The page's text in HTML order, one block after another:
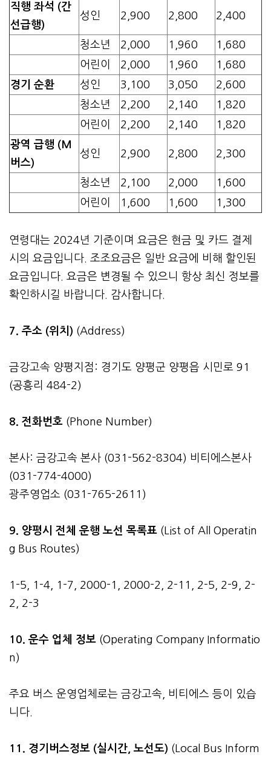
직행 좌석 (간
선급행)
성인 2,900 2,800 2,400
청소년 2,000 1,960
1,680
어린이
2,000 1,960
1,680
경기 순환
성인 3,100 3,050
2,600
청소년
2,200 2,140
1,820
어린이
2,200 2,140
1,820
광역 급행 (M
버스)
성인 2,900 2,800 2,300
청소년 2,100 2,000
1,600
어린이
1,600 1,600 1,300
연령대는 2024년 기준이며 요금은 현금 및 카드 결제
시의 요금입니다. 조조요금은 일반 요금에 비해 할인된
요금입니다. 요금은 변경될 수 있으니 항상 최신 정보를
확인하시길 바랍니다. 감사합니다.
7. 주소 (위치) (Address)
금강고속 양평지점: 경기도 양평군 양평읍 시민로 91
(공흥리 484-2)
8. 전화번호 (Phone Number)
본사: 금강고속 본사 (031-562-8304) 비티에스본사
(031-774-4000)
광주영업소 (031-765-2611)
9. 양평시 전체 운행 노선 목록표 (List of All Operatin
g Bus Routes)
1-5, 1-4, 1-7, 2000-1, 2000-2, 2-11, 2-5, 2-9, 2-
2, 2-3
10. 운수 업체 정보 (Operating Company Informatio
n)
주요 버스 운영업체로는 금강고속, 비티에스 등이 있습
니다.
11. 경기버스정보 (실시간, 노선도) (Local Bus Inform